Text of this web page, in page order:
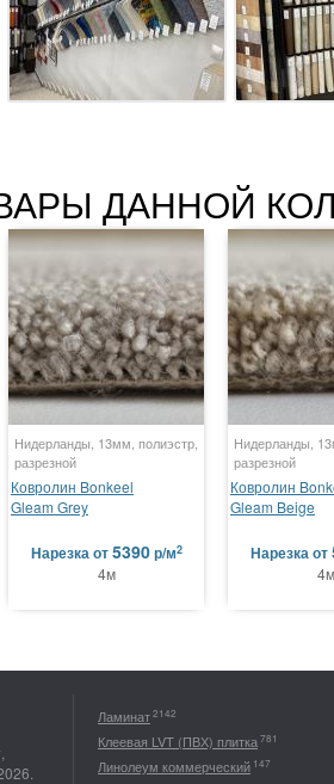
ДАННОЙ
Нидерланды, 13мм, полиэстр,
разрезной
Ковролин Bonkeel
Gleam Grey
Нарезкаот5390р/м2
4м
Нидерланды,
разрезной
Ковролин
Gleam Beige
Нарезкаот
4м
Ламинат2142
Клеевая LVT (ПВХ) плитка781
Линолеум коммерческий 147